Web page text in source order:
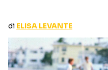
di ELISA LEVANTE